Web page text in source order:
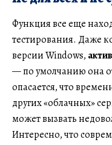
Функция все еще
тестирования. Даже
версии Windows,
— по умолчанию она
опасается, что
других «облачных»
может вызвать
Интересно, что